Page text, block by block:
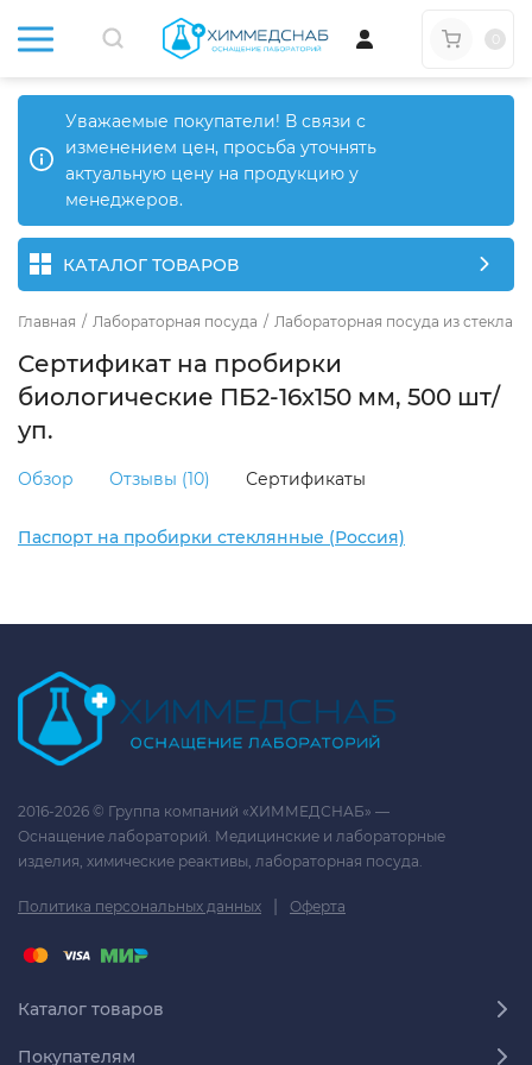
Уважаемые покупатели! В связи с
изменением цен, просьба уточнять
актуальную цену на продукцию у
менеджеров.
КАТАЛОГ ТОВАРОВ
Главная / Лабораторная посуда / Лабораторная посуда из стекла
Сертификат на пробирки
биологические ПБ2-16х150 мм, 500 шт/
уп.
Обзор Отзывы (10) Сертификаты
Паспорт на пробирки стеклянные (Россия)
2016-2026 © Группа компаний «ХИММЕДСНАБ» —
Оснащение лабораторий. Медицинские и лабораторные
изделия, химические реактивы, лабораторная посуда.
Политика персональных данных | Оферта
Каталог товаров
Покупателям